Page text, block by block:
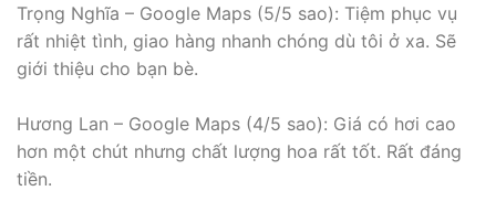
Trọng Nghĩa – Google Maps (5/5 sao): Tiệm phục vụ
rất nhiệt tình, giao hàng nhanh chóng dù tôi ở xa. Sẽ
giới thiệu cho bạn bè.
Hương Lan – Google Maps (4/5 sao): Giá có hơi cao
hơn một chút nhưng chất lượng hoa rất tốt. Rất đáng
tiền.